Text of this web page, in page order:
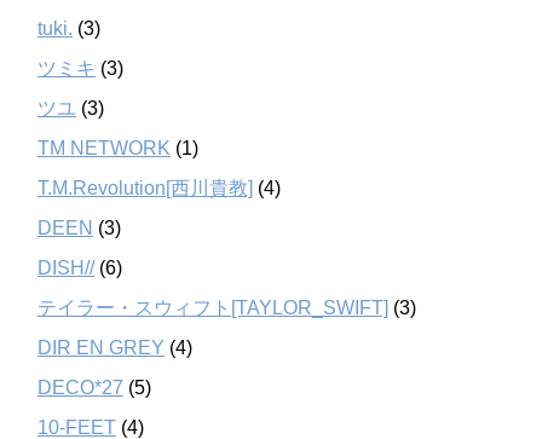
tuki. (3)
ツミキ (3)
ツユ (3)
TM NETWORK (1)
T.M.Revolution[西川貴教] (4)
DEEN (3)
DISH//(6)
テイラー・スウィフト[TAYLOR_SWIFT] (3)
DIR EN GREY (4)
DECO*27 (5)
10-FEET (4)